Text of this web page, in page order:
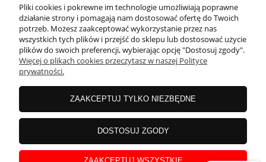
MOJE KONTO
PŁATNOŚCI I DOSTAWA
INFORMACJE
INSTRUKCJE
Pliki cookies i pokrewne im technologie umożliwiają poprawne
działanie strony i pomagają nam dostosować ofertę do Twoich
potrzeb. Możesz zaakceptować wykorzystanie przez nas
wszystkich tych plików i przejść do sklepu lub dostosować użycie
plików do swoich preferencji, wybierając opcję "Dostosuj zgody".
Więcej o plikach cookies przeczytasz w naszej Polityce
prywatności.
ZAAKCEPTUJ TYLKO NIEZBĘDNE
DOSTOSUJ ZGODY